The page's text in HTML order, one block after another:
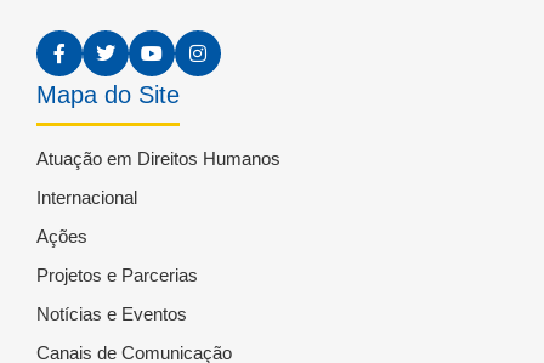
Mapa do Site
Atuação em Direitos Humanos
Internacional
Ações
Projetos e Parcerias
Notícias e Eventos
Canais de Comunicação